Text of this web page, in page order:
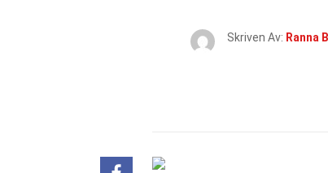
Skriven Av: Ranna